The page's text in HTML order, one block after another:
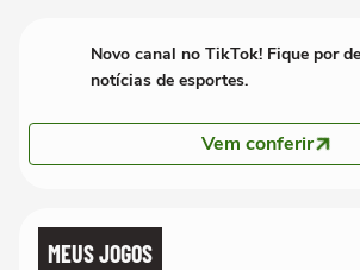
Novo canal no TikTok! Fique por
notícias de esportes.
Vem conferir
MEUS JOGOS